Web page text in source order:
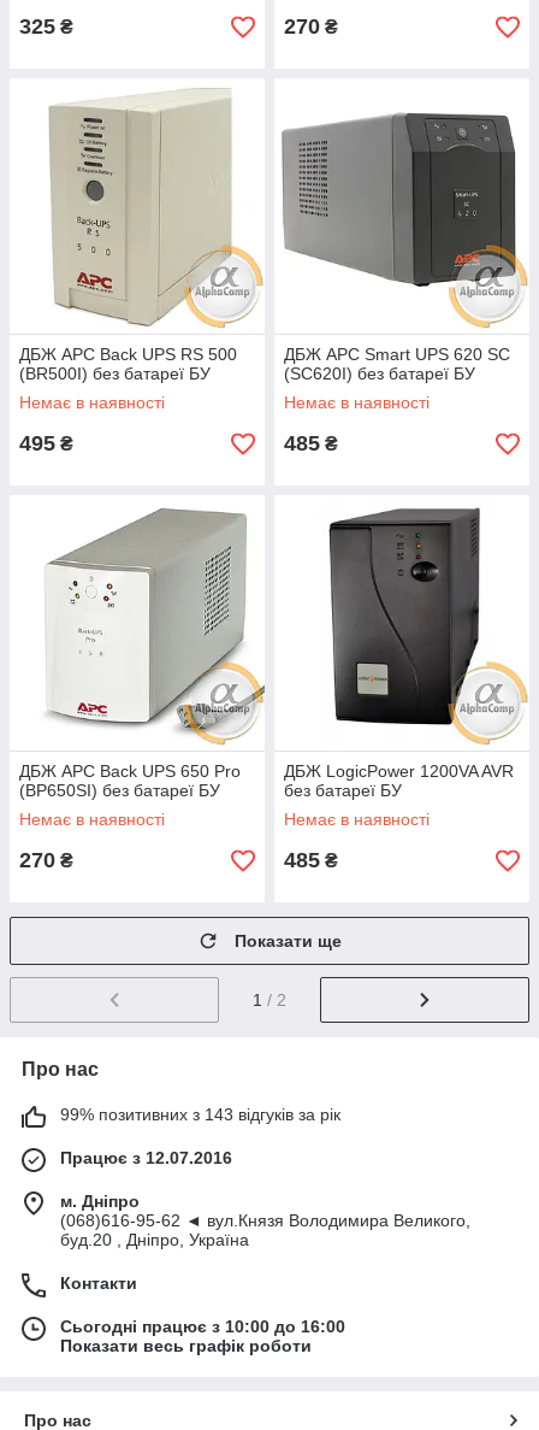
325 ₴ 270 ₴
ДБЖ APC Back UPS RS 500
(BR500I) без батареї БУ
Немає в наявності
495 ₴
ДБЖ APC Smart UPS 620 SC
(SC620I) без батареї БУ
Немає в наявності
485 ₴
ДБЖ APC Back UPS 650 Pro
(BP650SI) без батареї БУ
Немає в наявності
270 ₴
ДБЖ LogicPower 1200VA AVR
без батареї БУ
Немає в наявності
485 ₴
Показати ще
1 / 2
Про нас
99% позитивних з 143 відгуків за рік
Працює з 12.07.2016
м. Дніпро
(068)616-95-62 ◄ вул.Князя Володимира Великого,
буд.20 , Дніпро, Україна
Контакти
Сьогодні працює з 10:00 до 16:00
Показати весь графік роботи
Про нас